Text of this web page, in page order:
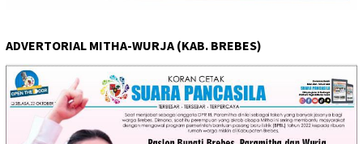
ADVERTORIAL MITHA-WURJA (KAB. BREBES)